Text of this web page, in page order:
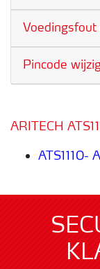
Pincode
ARITECH
ATS1110-